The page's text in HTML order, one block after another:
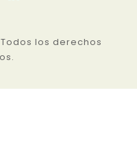
los derechos